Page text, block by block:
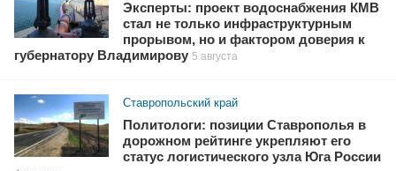
Эксперты: проект водоснабжения КМВ
стал не только инфраструктурным
прорывом, но и фактором доверия к
губернатору Владимирову 5 августа
Ставропольский край
Политологи: позиции Ставрополья в
дорожном рейтинге укрепляют его
статус логистического узла Юга России